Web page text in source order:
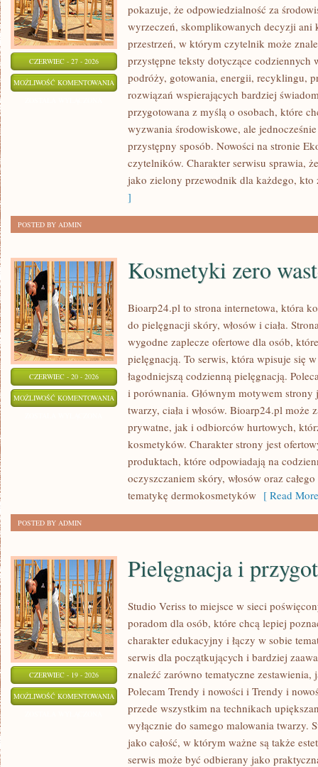
CZERWIEC - 27 - 2026
MOŻLIWOŚĆ KOMENTOWANIA TECHNOLOGIE
PLANETY
pokazuje, że odpowiedzialność za
wyrzeczeń, skomplikowanych decyzji ani
przestrzeń, w którym czytelnik może
przystępne teksty dotyczące
podróży, gotowania, energii, recyklingu,
rozwiązań wspierających bardziej
przygotowana z myślą o osobach, które
wyzwania środowiskowe, ale
przystępny sposób. Nowości na stronie
czytelników. Charakter serwisu sprawia,
jako zielony przewodnik dla każdego, kto
]
POSTED BY ADMIN
CZERWIEC - 20 - 2026
MOŻLIWOŚĆ KOMENTOWANIA KOSMETYKI
ZERO
WASTE
Kosmetyki zero
Bioarp24.pl to strona internetowa, która
do pielęgnacji skóry, włosów i ciała.
wygodne zaplecze ofertowe dla osób,
pielęgnacją. To serwis, która wpisuje się
łagodniejszą codzienną pielęgnacją.
i porównania. Głównym motywem strony
twarzy, ciała i włosów. Bioarp24.pl może
prywatne, jak i odbiorców hurtowych,
kosmetyków. Charakter strony jest
produktach, które odpowiadają na
oczyszczaniem skóry, włosów oraz
tematykę dermokosmetyków [ Read
POSTED BY ADMIN
CZERWIEC - 19 - 2026
MOŻLIWOŚĆ KOMENTOWANIA PIELĘGNACJA
PRZYGOTOWANIE
SKÓRY
Pielęgnacja i
Studio Veriss to miejsce w sieci
poradom dla osób, które chcą lepiej
charakter edukacyjny i łączy w sobie
serwis dla początkujących i bardziej
znaleźć zarówno tematyczne zestawienia,
Polecam Trendy i nowości i Trendy i
przede wszystkim na technikach
wyłącznie do samego malowania twarzy.
jako całość, w którym ważne są także
serwis może być odbierany jako